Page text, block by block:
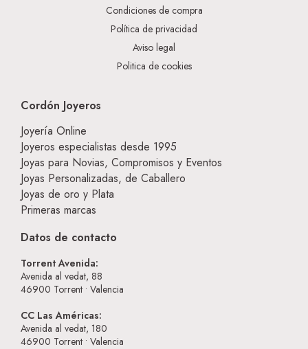
Condiciones de compra
Política de privacidad
Aviso legal
Politica de cookies
Cordón Joyeros
Joyería Online
Joyeros especialistas desde 1995
Joyas para Novias, Compromisos y Eventos
Joyas Personalizadas, de Caballero
Joyas de oro y Plata
Primeras marcas
Datos de contacto
Torrent Avenida:
Avenida al vedat, 88
46900 Torrent • Valencia
CC Las Américas:
Avenida al vedat, 180
46900 Torrent • Valencia